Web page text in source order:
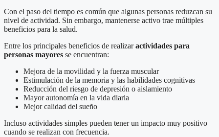
Con el paso del tiempo es común que algunas personas reduzcan su
nivel de actividad. Sin embargo, mantenerse activo trae múltiples
beneficios para la salud.
Entre los principales beneficios de realizaractividades para
personas mayores se encuentran:
Mejora de la movilidad y la fuerza muscular
Estimulación de la memoria y las habilidades cognitivas
Reducción del riesgo de depresión o aislamiento
Mayor autonomía en la vida diaria
Mejor calidad del sueño
Incluso actividades simples pueden tener un impacto muy positivo
cuando se realizan con frecuencia.